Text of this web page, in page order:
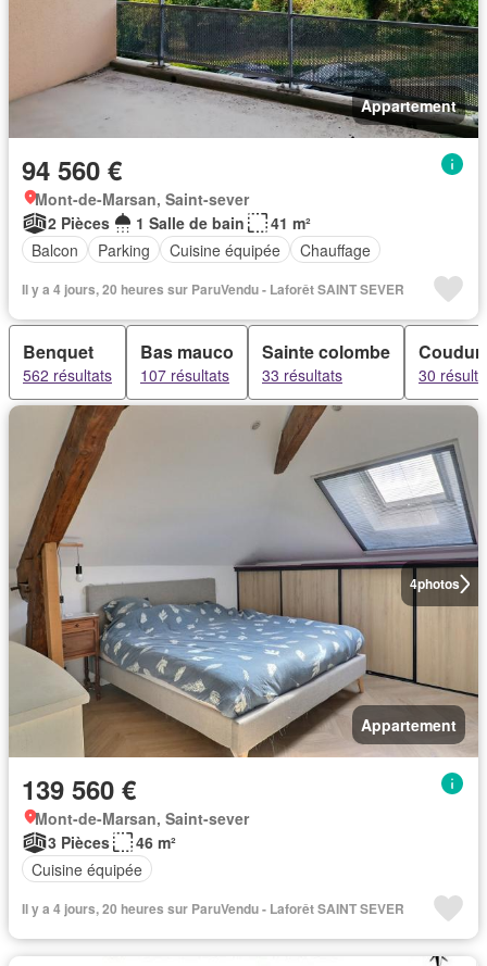
Appartement
94 560 €
Mont-de-Marsan, Saint-sever
2 Pièces
1 Salle de bain
41 m²
Balcon
Parking Cuisine équipée Chauffage
Il y a 4 jours, 20 heures sur ParuVendu - Laforêt SAINT SEVER
Benquet
562 résultats
Bas mauco
107 résultats
Sainte colombe
33 résultats 30
4photos
Appartement
139 560 €
Mont-de-Marsan, Saint-sever
3 Pièces
46 m²
Cuisine équipée
Il y a 4 jours, 20 heures sur ParuVendu - Laforêt SAINT SEVER